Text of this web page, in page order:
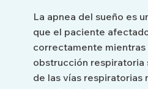
La apnea del sueño es
que el paciente
correctamente mientras
obstrucción respiratoria
de las vías respiratorias